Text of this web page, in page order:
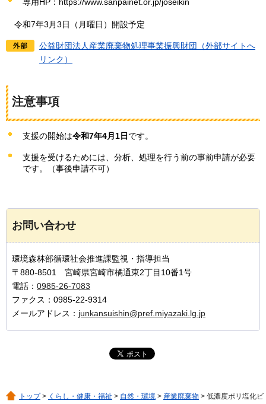
令和7年3月3日（月曜日）開設予定
公益財団法人産業廃棄物処理事業振興財団（外部サイトへ
リンク）
注意事項
支援の開始は令和7年4月1日 です。
支援を受けるためには、分析、処理を行う前の事前申請が必要
です。（事後申請不可）
お問い合わせ
環境森林部循環社会推進課監視・指導担当
〒880-8501 宮崎県宮崎市橘通東2丁目10番1号
電話： 0985-26-7083
ファクス：0985-22-9314
メールアドレス： junkansuishin@pref.miyazaki.lg.jp
トップ> くらし・健康・福祉 > 自然・環境 > 産業廃棄物 > 低濃度ポリ塩化ビ